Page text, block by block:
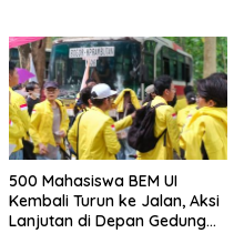
500 Mahasiswa BEM UI
Kembali Turun ke Jalan, Aksi
Lanjutan di Depan Gedung